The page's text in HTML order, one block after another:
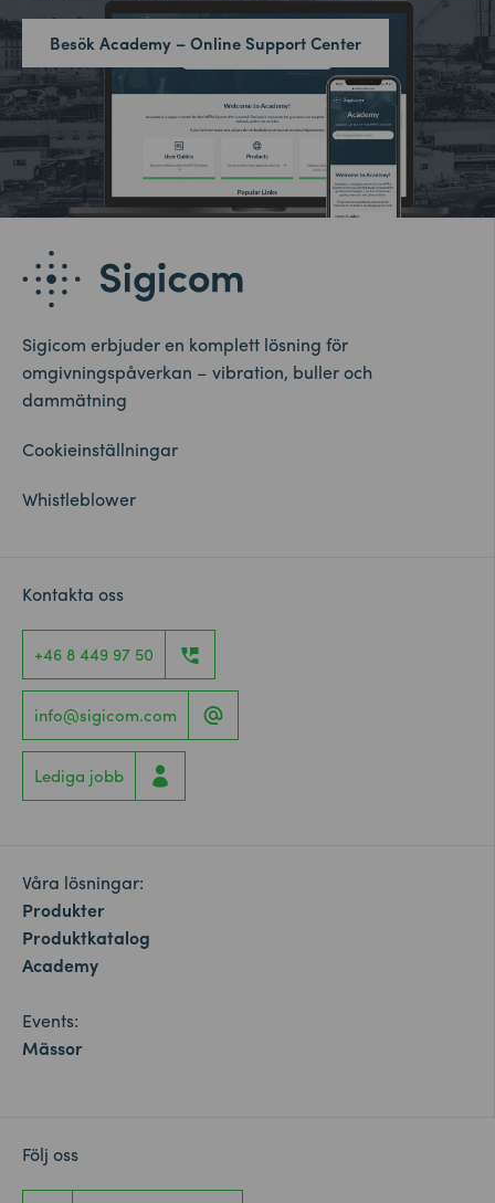
Besök Academy – Online Support Center
Sigicom erbjuder en komplett lösning för
omgivningspåverkan – vibration, buller och
dammätning
Cookieinställningar
Whistleblower
Kontakta oss
+46 8 449 97 50
info@sigicom.com
Lediga jobb
Våra lösningar:
Produkter
Produktkatalog
Academy
Events:
Mässor
Följ oss